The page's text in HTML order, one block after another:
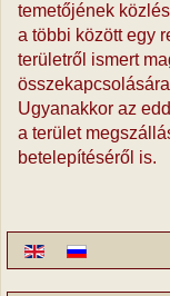
temetőjének
a többi között egy
területről ismert
Ugyanakkor az
a terület
betelepítéséről is.